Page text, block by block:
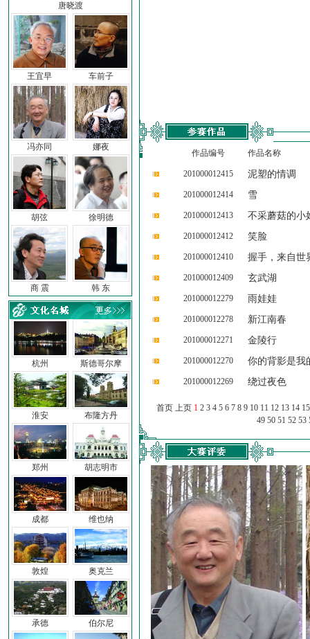
唐晓渡
王宜早 车前子
冯亦同 娜夜
胡弦 徐明德
商 震 韩 东
杭州
淮安
郑州
成都
敦煌
承德
斯德哥尔摩
布隆方丹
胡志明市
维也纳
奥克兰
伯尔尼
作品编号 作品名称
201000012415 泥塑的情调
201000012414 雪
201000012413 不采蘑菇的小
201000012412 笑脸
201000012410 握手，来自世
201000012409 玄武湖
201000012279 雨娃娃
201000012278 新江南春
201000012271 金陵行
201000012270 你的背影是我
201000012269 绕过夜色
首页 上页 1 2 3 4 5 6 7 8 9 10 11 12 13 14 15
49 50 51 52 53